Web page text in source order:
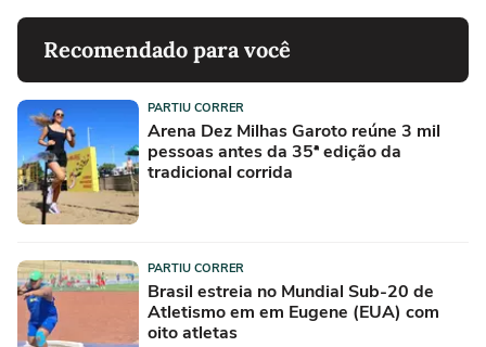
Recomendado para você
PARTIU CORRER
Arena Dez Milhas Garoto reúne 3 mil
pessoas antes da 35ª edição da
tradicional corrida
PARTIU CORRER
Brasil estreia no Mundial Sub-20 de
Atletismo em em Eugene (EUA) com
oito atletas